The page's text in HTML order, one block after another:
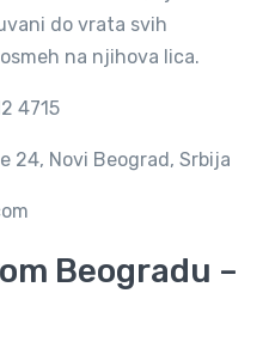
do vrata svih
na njihova lica.
4715
24, Novi Beograd, Srbija
Beogradu –